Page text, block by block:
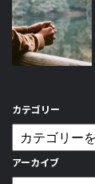
カテゴリー
アーカイブ